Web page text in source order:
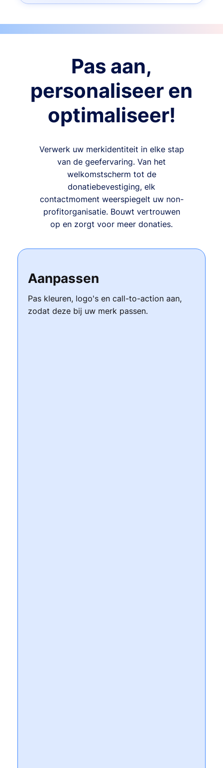
Pas aan,
personaliseer en
optimaliseer!
Verwerk uw merkidentiteit in elke stap
van de geefervaring. Van het
welkomstscherm tot de
donatiebevestiging, elk
contactmoment weerspiegelt uw non-
profitorganisatie. Bouwt vertrouwen
op en zorgt voor meer donaties.
Aanpassen
Pas kleuren, logo's en call-to-action aan,
zodat deze bij uw merk passen.